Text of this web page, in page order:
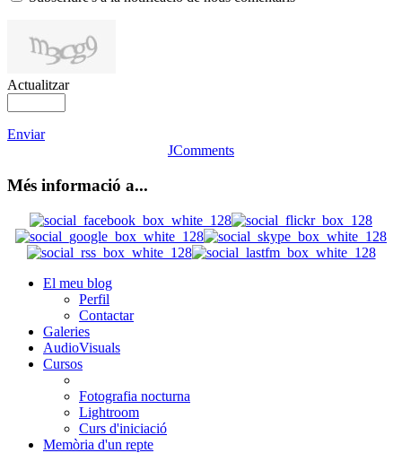
Actualitzar
Enviar
JComments
Més informació a...
El meu blog
Perfil
Contactar
Galeries
AudioVisuals
Cursos
Fotografia nocturna
Lightroom
Curs d'iniciació
Memòria d'un repte